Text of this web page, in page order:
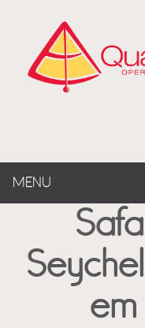
MENU